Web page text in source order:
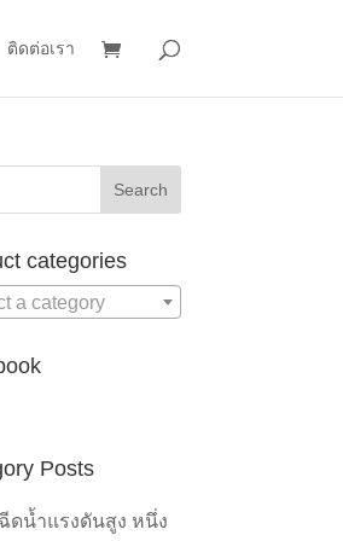
ติดต่อเรา
categories
a category
Posts
ดน้ำแรงดันสูง หนึ่ง